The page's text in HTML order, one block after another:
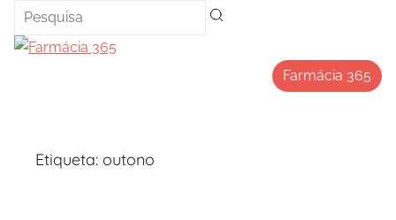
Saltar
para
Farmácia 365
Etiqueta: outono